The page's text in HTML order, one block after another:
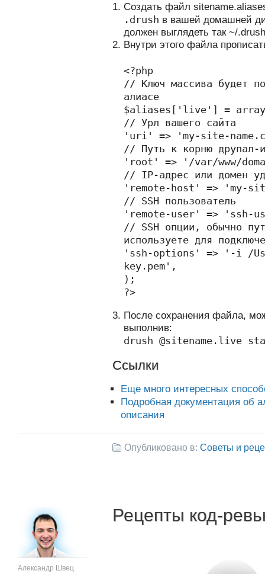
Создать файл
.drush в вашей домашней
должен выглядеть так ~/
Внутри этого файла
<?php
// Ключ массива будет
алиасе
$aliases['live'] =
// Урл вашего сайта
'uri' => 'my-site-
// Путь к корню друпал-
'root' => '/var/www/
// IP-адрес или домен
'remote-host' => 'my-
// SSH пользователь
'remote-user' => 'ssh-
// SSH опции, обычно
используете для
'ssh-options' => '-i /
key.pem',
);
?>
После сохранения файла,
выполнив:
drush @sitename.live
Ссылки
Еще много интересных
Подробная документация об
описания
Опубликовано в: Советы и
Александр Швец
Рецепты код-